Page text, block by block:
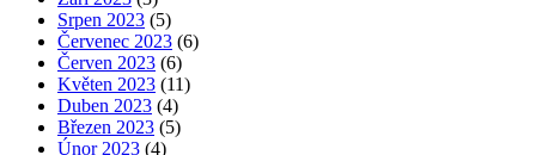
Srpen 2023 (5)
Červenec 2023 (6)
Červen 2023 (6)
Květen 2023 (11)
Duben 2023 (4)
Březen 2023 (5)
Únor 2023 (4)